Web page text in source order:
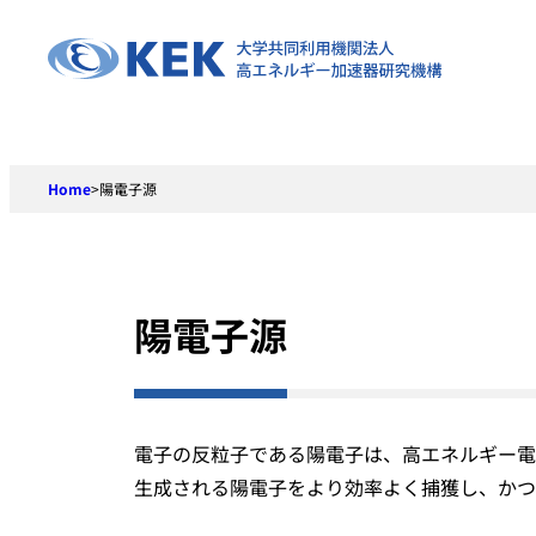
Home>陽電子源
陽電子源
電子の反粒子である陽電子は、高エネルギー
生成される陽電子をより効率よく捕獲し、か